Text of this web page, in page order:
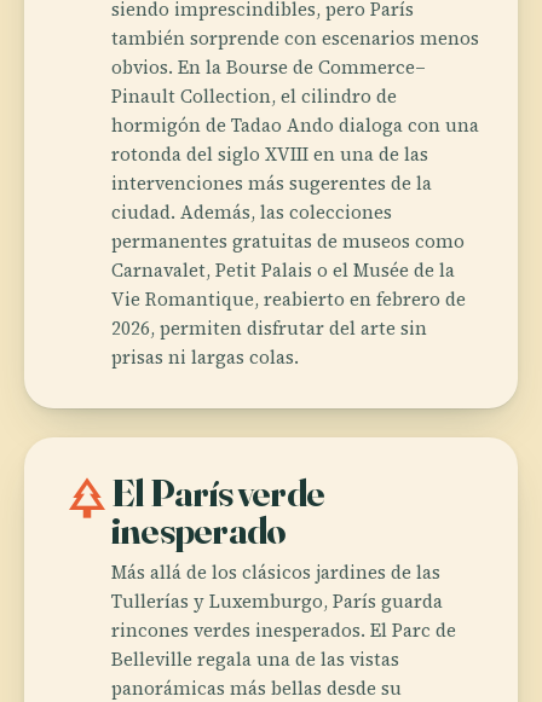
siendo imprescindibles, pero París
también sorprende con escenarios menos
obvios. En la Bourse de Commerce–
Pinault Collection, el cilindro de
hormigón de Tadao Ando dialoga con una
rotonda del siglo XVIII en una de las
intervenciones más sugerentes de la
ciudad. Además, las colecciones
permanentes gratuitas de museos como
Carnavalet, Petit Palais o el Musée de la
Vie Romantique, reabierto en febrero de
2026, permiten disfrutar del arte sin
prisas ni largas colas.
parkEl París verde
inesperado
Más allá de los clásicos jardines de las
Tullerías y Luxemburgo, París guarda
rincones verdes inesperados. El Parc de
Belleville regala una de las vistas
panorámicas más bellas desde su